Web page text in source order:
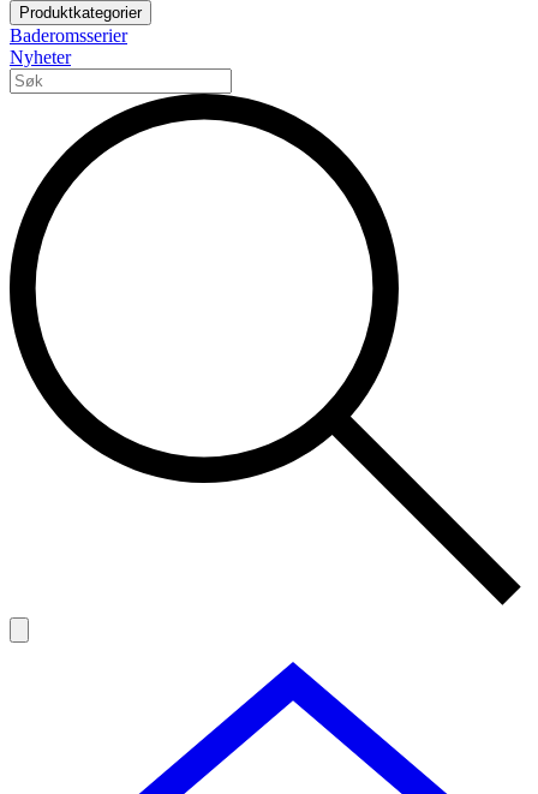
Produktkategorier
Baderomsserier
Nyheter